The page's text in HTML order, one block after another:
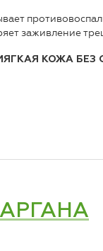
заживление
КОЖА